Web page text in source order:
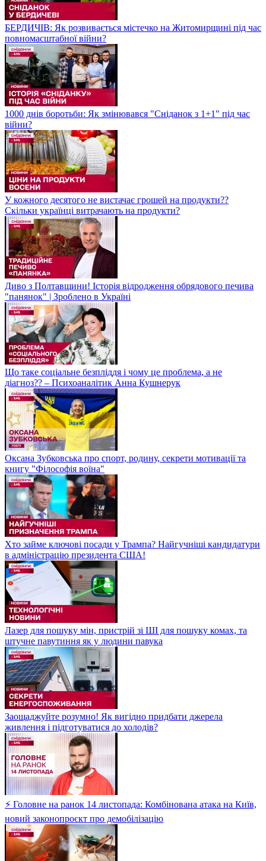
БЕРДИЧІВ: Як розвивається містечко на Житомирщині під час
повномасштабної війни?
1000 днів боротьби: Як змінювався "Сніданок з 1+1" під час
війни?
У кожного десятого не вистачає грошей на продукти??
Скільки українці витрачають на продукти?
Диво з Полтавщини! Історія відродження обрядового печива
"панянок" | Зроблено в Україні
Що таке соціальне безпліддя і чому це проблема, а не
діагноз?? – Психоаналітик Анна Кушнерук
Оксана Зубковська про спорт, родину, секрети мотивації та
книгу "Філософія воїна"
Хто займе ключові посади у Трампа? Найгучніші кандидатури
в адміністрацію президента США!
Лазер для пошуку мін, пристрій зі ШІ для пошуку комах, та
штучне павутиння як у людини павука
Заощаджуйте розумно! Як вигідно придбати джерела
живлення і підготуватися до холодів?
⚡ Головне на ранок 14 листопада: Комбінована атака на Київ,
новий законопроєкт про демобілізацію